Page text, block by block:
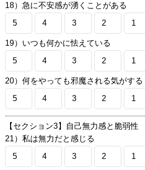
18）急に不安感が湧くことがある
5 4 3 2 1
19）いつも何かに怯えている
5 4 3 2 1
20）何をやっても邪魔される気がする
5 4 3 2 1
【セクション3】自己無力感と脆弱性
21）私は無力だと感じる
5 4 3 2 1